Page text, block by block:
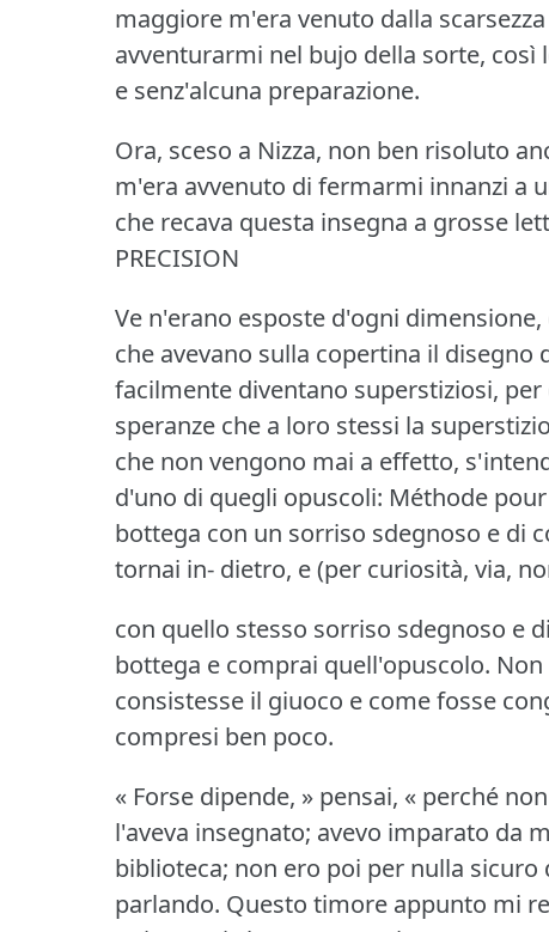
maggiore m'era venuto dalla
avventurarmi nel bujo della sorte,
e senz'alcuna preparazione.
Ora, sceso a Nizza, non ben risoluto
m'era avvenuto di fermarmi innanzi a
che recava questa insegna a grosse
PRECISION
Ve n'erano esposte d'ogni
che avevano sulla copertina il disegno
facilmente diventano superstiziosi,
speranze che a loro stessi la
che non vengono mai a effetto,
d'uno di quegli opuscoli: Méthode
bottega con un sorriso sdegnoso e di
tornai in- dietro, e (per curiosità, via,
con quello stesso sorriso sdegnoso e
bottega e comprai quell'opuscolo.
consistesse il giuoco e come fosse
compresi ben poco.
« Forse dipende, » pensai, « perché
l'aveva insegnato; avevo imparato da
biblioteca; non ero poi per nulla
parlando. Questo timore appunto mi